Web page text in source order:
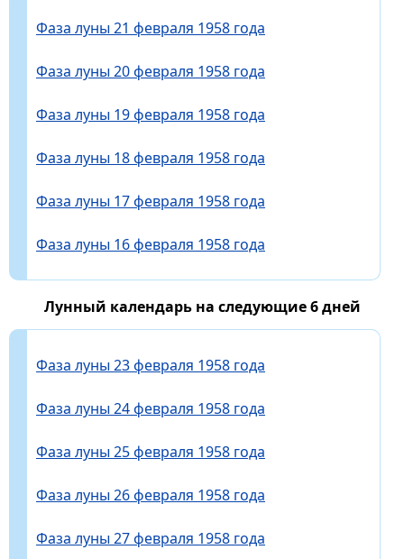
Фаза луны 21 февраля 1958 года
Фаза луны 20 февраля 1958 года
Фаза луны 19 февраля 1958 года
Фаза луны 18 февраля 1958 года
Фаза луны 17 февраля 1958 года
Фаза луны 16 февраля 1958 года
Лунный календарь на следующие 6 дней
Фаза луны 23 февраля 1958 года
Фаза луны 24 февраля 1958 года
Фаза луны 25 февраля 1958 года
Фаза луны 26 февраля 1958 года
Фаза луны 27 февраля 1958 года